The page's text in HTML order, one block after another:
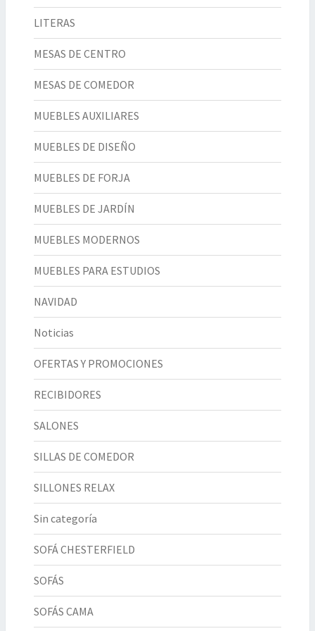
LITERAS
MESAS DE CENTRO
MESAS DE COMEDOR
MUEBLES AUXILIARES
MUEBLES DE DISEÑO
MUEBLES DE FORJA
MUEBLES DE JARDÍN
MUEBLES MODERNOS
MUEBLES PARA ESTUDIOS
NAVIDAD
Noticias
OFERTAS Y PROMOCIONES
RECIBIDORES
SALONES
SILLAS DE COMEDOR
SILLONES RELAX
Sin categoría
SOFÁ CHESTERFIELD
SOFÁS
SOFÁS CAMA